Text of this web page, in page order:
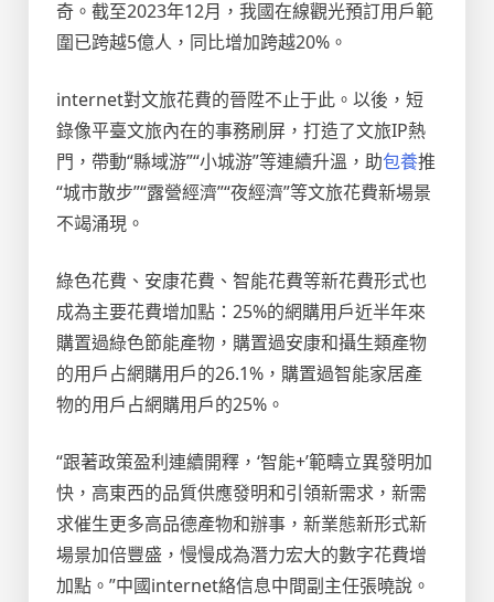
奇。截至2023年12月，我國在線觀光預訂用戶範
圍已跨越5億人，同比增加跨越20%。
internet對文旅花費的晉陞不止于此。以後，短
錄像平臺文旅內在的事務刷屏，打造了文旅IP熱
門，帶動“縣域游”“小城游”等連續升溫，助包養推
“城市散步”“露營經濟”“夜經濟”等文旅花費新場景
不竭涌現。
綠色花費、安康花費、智能花費等新花費形式也
成為主要花費增加點：25%的網購用戶近半年來
購置過綠色節能產物，購置過安康和攝生類產物
的用戶占網購用戶的26.1%，購置過智能家居產
物的用戶占網購用戶的25%。
“跟著政策盈利連續開釋，‘智能+’範疇立異發明加
快，高東西的品質供應發明和引領新需求，新需
求催生更多高品德產物和辦事，新業態新形式新
場景加倍豐盛，慢慢成為潛力宏大的數字花費增
加點。”中國internet絡信息中間副主任張曉說。